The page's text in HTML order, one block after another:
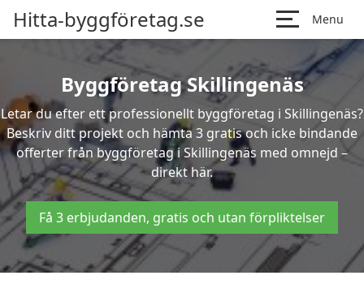
Hitta-byggföretag.se Menu
Byggföretag Skillingenäs
Letar du efter ett professionellt byggföretag i Skillingenäs?
Beskriv ditt projekt och hämta 3 gratis och icke bindande
offerter från byggföretag i Skillingenäs med omnejd –
direkt här.
Få 3 erbjudanden, gratis och utan förpliktelser